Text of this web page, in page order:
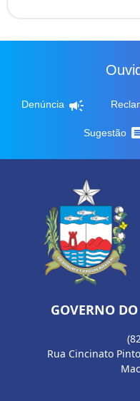
Denúncia campaign
Sugestão
GOVERNO
Rua Cincinato